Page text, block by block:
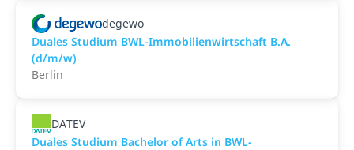
degewo
Duales Studium BWL-Immobilienwirtschaft B.A.
(d/m/w)
Berlin
DATEV
Duales Studium Bachelor of Arts in BWL-